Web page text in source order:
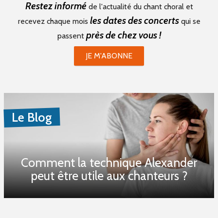
Restez informé de l'actualité du chant choral et
recevez chaque mois les dates des concertsqui se
passent près de chez vous !
JE M'ABONNE
Le Blog
Comment la technique Alexander
peut être utile aux chanteurs ?